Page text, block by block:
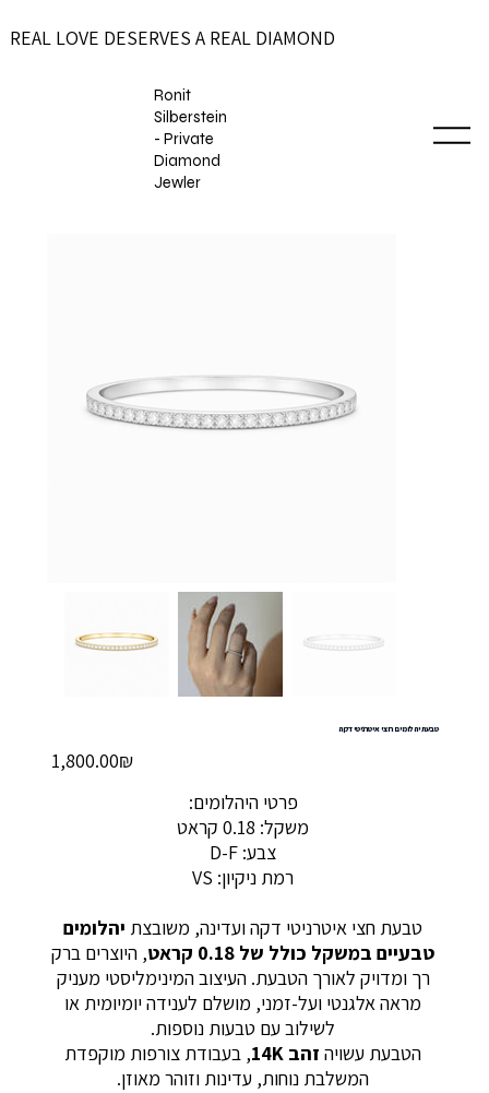
REAL LOVE DESERVES A REAL DIAMOND
Ronit
Silberstein
- Private
Diamond
Jewler
טבעת יהלומים חצי איטרניטי דקה
‏1,800.00 ‏₪
פרטי היהלומים:
משקל: 0.18 קראט
צבע: D-F
רמת ניקיון: VS
טבעת חצי איטרניטי דקה ועדינה, משובצת יהלומים
טבעיים במשקל כולל של 0.18 קראט
, היוצרים ברק
רך ומדויק לאורך הטבעת. העיצוב המינימליסטי מעניק
מראה אלגנטי ועל-זמני, מושלם לענידה יומיומית או
לשילוב עם טבעות נוספות.
הטבעת עשויה זהב 14K
, בעבודת צורפות מוקפדת
המשלבת נוחות, עדינות וזוהר מאוזן.